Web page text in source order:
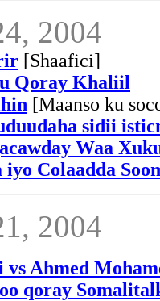
2004
[Shaafici]
Qoray Khaliil
[Maanso ku
sidii
Waa
Colaadda
2004
Ahmed
qoray